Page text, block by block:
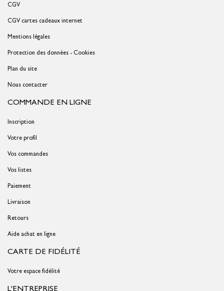
CGV
CGV cartes cadeaux internet
Mentions légales
Protection des données - Cookies
Plan du site
Nous contacter
COMMANDE EN LIGNE
Inscription
Votre profil
Vos commandes
Vos listes
Paiement
Livraison
Retours
Aide achat en ligne
CARTE DE FIDÉLITÉ
Votre espace fidélité
L'ENTREPRISE